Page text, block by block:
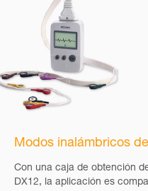
Modos inalámbricos
Con una caja de obtención
DX12, la aplicación es